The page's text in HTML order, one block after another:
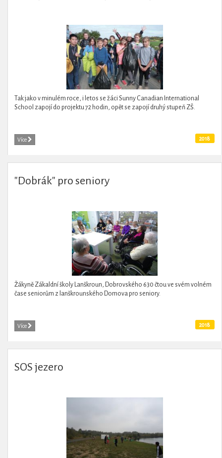
Tak jako v minulém roce, i letos se žáci Sunny Canadian International
School zapojí do projektu 72 hodin, opět se zapojí druhý stupeň ZŠ.
Více 2018
"Dobrák" pro seniory
Žákyně Zákaldní školy Lanškroun, Dobrovského 630 čtou ve svém volném
čase seniorům z lanškrounského Domova pro seniory.
Více 2018
SOS jezero